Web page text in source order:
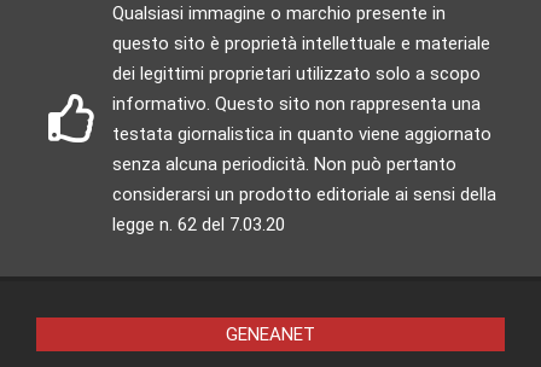
Qualsiasi immagine o marchio presente in
questo sito è proprietà intellettuale e materiale
dei legittimi proprietari utilizzato solo a scopo
informativo. Questo sito non rappresenta una
testata giornalistica in quanto viene aggiornato
senza alcuna periodicità. Non può pertanto
considerarsi un prodotto editoriale ai sensi della
legge n. 62 del 7.03.20
GENEANET